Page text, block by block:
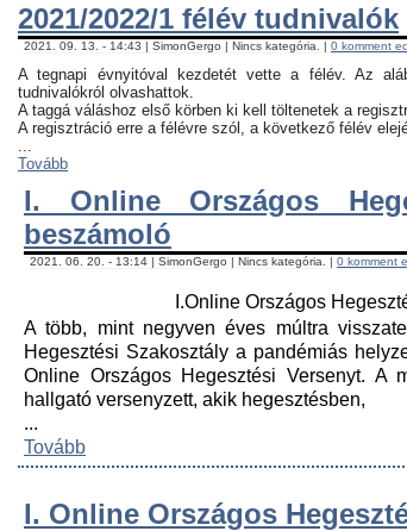
2021/2022/1 félév tudnivalók
2021. 09. 13. - 14:43 | SimonGergo | Nincs kategória. | 0 komment
A tegnapi évnyitóval kezdetét vette a félév. Az
tudnivalókról olvashattok.
A taggá váláshoz első körben ki kell töltenetek a
A regisztráció erre a félévre szól, a következő félév
...
Tovább
I. Online Országos
beszámoló
2021. 06. 20. - 13:14 | SimonGergo | Nincs kategória. | 0 komment
I.Online Országos
A több, mint negyven éves múltra
Hegesztési Szakosztály a pandémiás
Online Országos Hegesztési Versenyt. A
hallgató versenyzett, akik hegesztésben,
...
Tovább
I. Online Országos